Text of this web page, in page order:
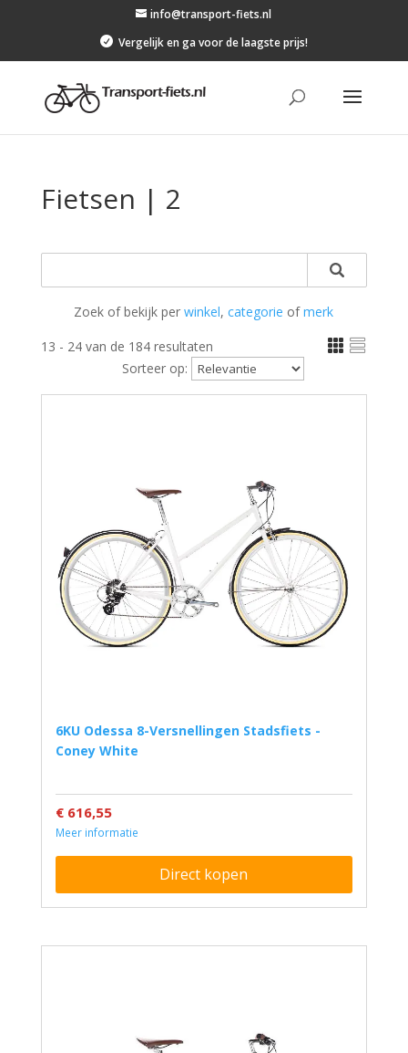
info@transport-fiets.nl
 Vergelijk en ga voor de laagste prijs!
Fietsen | 2
Zoek of bekijk perwinkel,categorie ofmerk
13 - 24 van de 184 resultaten
 
Sorteer op:
6KU Odessa 8-Versnellingen Stadsfiets -
Coney White
€ 616,55
Meer informatie
Direct kopen